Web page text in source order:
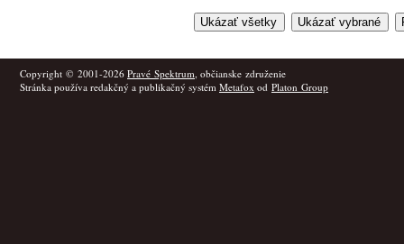
Copyright © 2001-2026 Pravé Spektrum, občianske združenie
Stránka používa redakčný a publikačný systém Metafox od Platon Group